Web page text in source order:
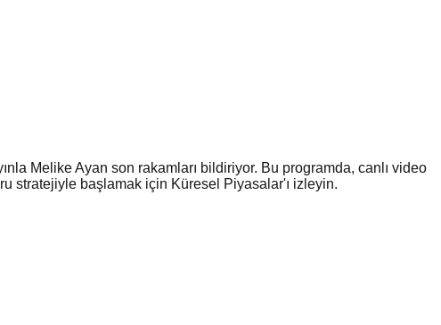
Melike Ayan son rakamları bildiriyor. Bu programda, canlı video
stratejiyle başlamak için Küresel Piyasalar'ı izleyin.